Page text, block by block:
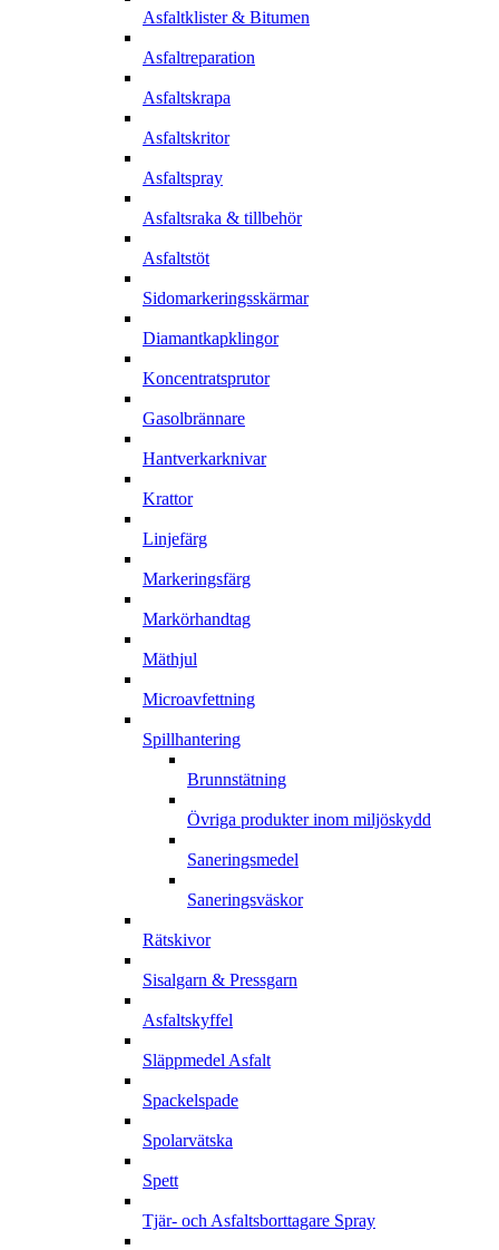
Asfaltklister & Bitumen
Asfaltreparation
Asfaltskrapa
Asfaltskritor
Asfaltspray
Asfaltsraka & tillbehör
Asfaltstöt
Sidomarkeringsskärmar
Diamantkapklingor
Koncentratsprutor
Gasolbrännare
Hantverkarknivar
Krattor
Linjefärg
Markeringsfärg
Markörhandtag
Mäthjul
Microavfettning
Spillhantering
Brunnstätning
Övriga produkter inom miljöskydd
Saneringsmedel
Saneringsväskor
Rätskivor
Sisalgarn & Pressgarn
Asfaltskyffel
Släppmedel Asfalt
Spackelspade
Spolarvätska
Spett
Tjär- och Asfaltsborttagare Spray